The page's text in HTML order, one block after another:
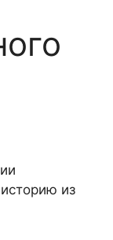
из